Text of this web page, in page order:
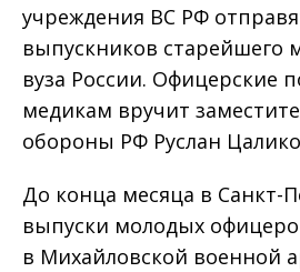
учреждения ВС РФ
выпускников старейшего
вуза России. Офицерские
медикам вручит
обороны РФ Руслан
До конца месяца в Санкт-
выпуски молодых
в Михайловской военной